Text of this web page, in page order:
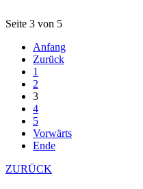
Seite 3 von 5
Anfang
Zurück
1
2
3
4
5
Vorwärts
Ende
ZURÜCK